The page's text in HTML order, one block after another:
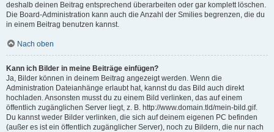
deshalb deinen Beitrag entsprechend überarbeiten oder gar komplett löschen.
Die Board-Administration kann auch die Anzahl der Smilies begrenzen, die du
in einem Beitrag benutzen kannst.
Nach oben
Kann ich Bilder in meine Beiträge einfügen?
Ja, Bilder können in deinem Beitrag angezeigt werden. Wenn die
Administration Dateianhänge erlaubt hat, kannst du das Bild auch direkt
hochladen. Ansonsten musst du zu einem Bild verlinken, das auf einem
öffentlich zugänglichen Server liegt, z. B. http://www.domain.tld/mein-bild.gif.
Du kannst weder Bilder verlinken, die sich auf deinem eigenen PC befinden
(außer es ist ein öffentlich zugänglicher Server), noch zu Bildern, die nur nach